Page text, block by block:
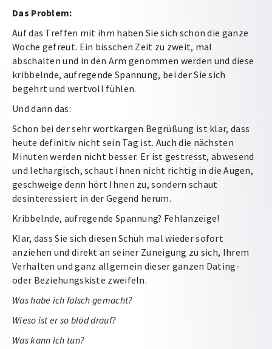
Das Problem:
Auf das Treffen mit ihm haben Sie sich schon die ganze
Woche gefreut. Ein bisschen Zeit zu zweit, mal
abschalten und in den Arm genommen werden und diese
kribbelnde, aufregende Spannung, bei der Sie sich
begehrt und wertvoll fühlen.
Und dann das:
Schon bei der sehr wortkargen Begrüßung ist klar, dass
heute definitiv nicht sein Tag ist. Auch die nächsten
Minuten werden nicht besser. Er ist gestresst, abwesend
und lethargisch, schaut Ihnen nicht richtig in die Augen,
geschweige denn hört Ihnen zu, sondern schaut
desinteressiert in der Gegend herum.
Kribbelnde, aufregende Spannung? Fehlanzeige!
Klar, dass Sie sich diesen Schuh mal wieder sofort
anziehen und direkt an seiner Zuneigung zu sich, Ihrem
Verhalten und ganz allgemein dieser ganzen Dating-
oder Beziehungskiste zweifeln.
Was habe ich falsch gemacht?
Wieso ist er so blöd drauf?
Was kann ich tun?